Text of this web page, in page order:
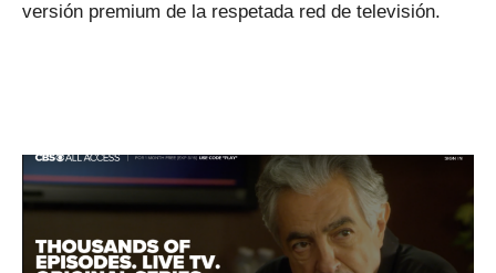
versión premium de la respetada red de televisión.